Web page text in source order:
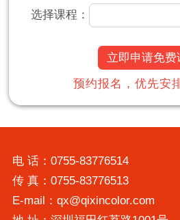
选择课程：
立即申请免费
预约报名，优先安
电 话：0755-83776514
传 真：0755-83776513
E-mail：qx@qixincolor.com